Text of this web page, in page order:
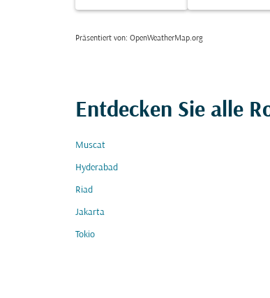
Präsentiert von: OpenWeatherMap.org
Entdecken Sie alle
Muscat
Hyderabad
Riad
Jakarta
Tokio